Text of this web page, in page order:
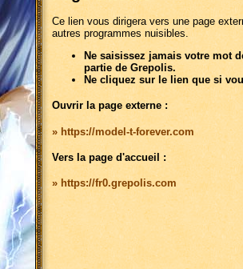
Ce lien vous dirigera vers une page
autres programmes nuisibles.
Ne saisissez jamais votre mot
partie de Grepolis.
Ne cliquez sur le lien que si
Ouvrir la page externe :
» https://model-t-forever.com
Vers la page d'accueil :
» https://fr0.grepolis.com